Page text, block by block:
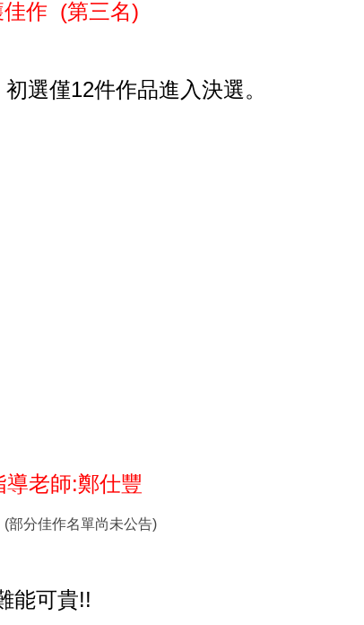
佳作 (第三名)
初選僅12件作品進入決選。
老師:鄭仕豐
未公告)
能可貴!!